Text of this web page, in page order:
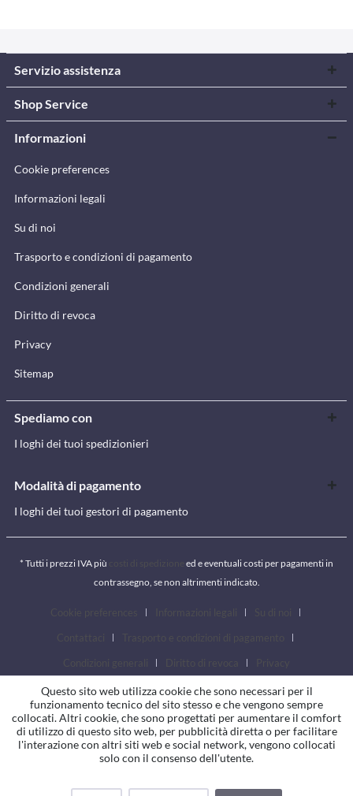
Servizio assistenza
Shop Service
Informazioni
Cookie preferences
Informazioni legali
Su di noi
Trasporto e condizioni di pagamento
Condizioni generali
Diritto di revoca
Privacy
Sitemap
Spediamo con
I loghi dei tuoi spedizionieri
Modalità di pagamento
I loghi dei tuoi gestori di pagamento
* Tutti i prezzi IVA più
ed e eventuali costi per pagamenti in
contrassegno, se non altrimenti indicato.
Questo sito web utilizza cookie che sono necessari per il
funzionamento tecnico del sito stesso e che vengono sempre
collocati. Altri cookie, che sono progettati per aumentare il comfort
di utilizzo di questo sito web, per pubblicità diretta o per facilitare
l'interazione con altri siti web e social network, vengono collocati
solo con il consenso dell'utente.